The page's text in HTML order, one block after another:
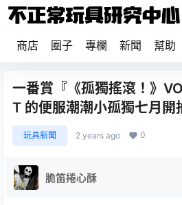
商店 圈子 專欄 新聞 幫助
一番賞『《孤獨搖滾！》
T 的便服潮潮小孤獨七月開
玩具新聞 2 years ago 0
脆笛捲心酥